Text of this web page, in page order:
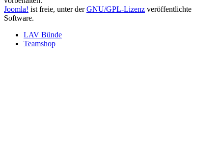
Joomla! ist freie, unter derGNU/GPL-Lizenz veröffentlichte
Software.
LAV Bünde
Teamshop